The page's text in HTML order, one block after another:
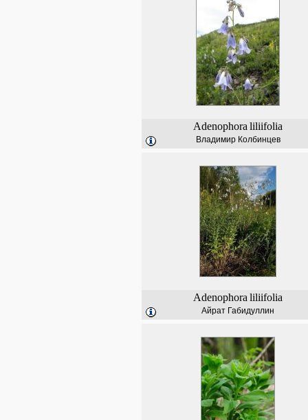
Adenophora liliifolia
Владимир Колбинцев
Adenophora liliifolia
Айрат Габидуллин